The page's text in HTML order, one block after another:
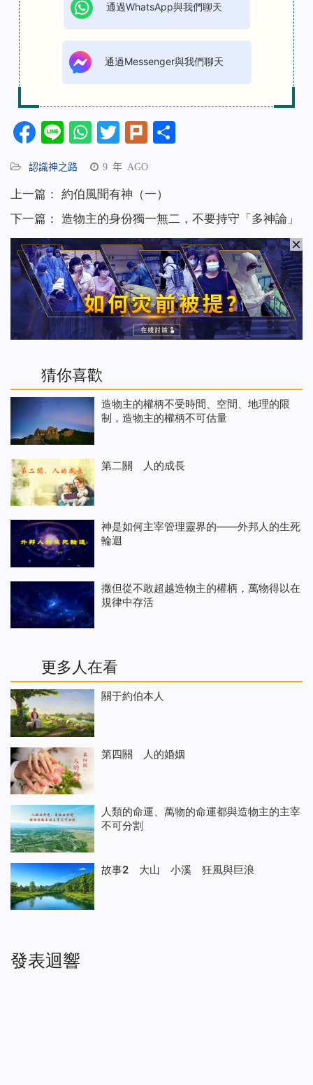
通過WhatsApp與我們聊天
通過Messenger與我們聊天
Facebook
LineWhatsApp
Twitter
Plurk
認識神之路 9 年 AGO
上一篇： 約伯風聞有神（一）
下一篇： 造物主的身份獨一無二，不要持守「多神論」
猜你喜歡
造物主的權柄不受時間、空間、地理的限
制，造物主的權柄不可估量
第二關 人的成長
神是如何主宰管理靈界的——外邦人的生死
輪迴
撒但從不敢超越造物主的權柄，萬物得以在
規律中存活
更多人在看
關于約伯本人
第四關 人的婚姻
人類的命運、萬物的命運都與造物主的主宰
不可分割
故事2 大山 小溪 狂風與巨浪
發表迴響